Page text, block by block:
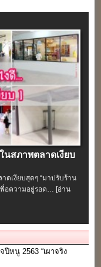
นสภาพตลาดเงียบ
ดเงียบสุดๆ “มาปรับร้าน
พื่อความอยู่รอด… [อ่าน
หนู 2563 “เผาจริง